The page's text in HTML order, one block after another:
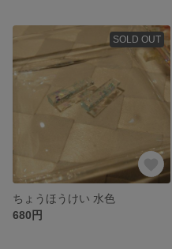
SOLD OUT
ちょうほうけい 水色
680円